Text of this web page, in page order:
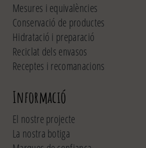
Mesures i equivalències
Conservació de productes
Hidratació i preparació
Reciclat dels envasos
Receptes i recomanacions
Informació
El nostre projecte
La nostra botiga